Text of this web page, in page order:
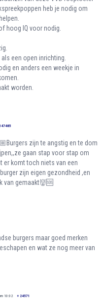
heb je nodig om
hoog IQ voor nodig.
een open inrichting.
en anders een weekje in
worden.
zijn te angstig en te dom
gaan stap voor stap om
er komt toch niets van een
zijn eigen gezondheid ,en
van gemaakt👹🆘
burgers maar goed merken
en wat ze nog meer van
10:02 + 24571